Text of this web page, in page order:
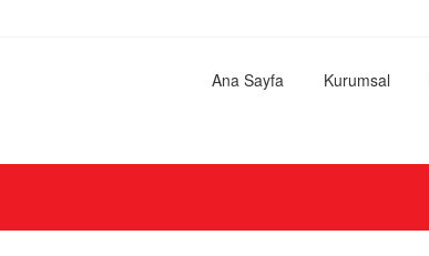
Ana Sayfa Kurumsal